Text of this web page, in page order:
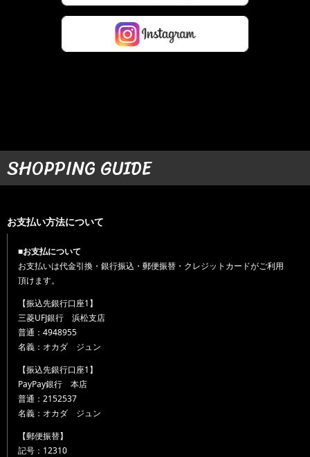
SHOPPING GUIDE
お支払い方法について
■お支払について
お支払いは代金引換・銀行振込・郵便振替・クレジットカードがご利用
頂けます。
【振込先銀行口座1】
三菱UFJ銀行 浜松支店
普通：4948955
名義：オカダ ジュン
【振込先銀行口座1】
PayPay銀行 本店
普通：2152537
名義：オカダ ジュン
【郵便振替】
記号：12310